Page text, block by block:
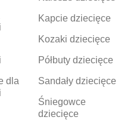
dla
Kapcie dziecięce
Kozaki dziecięce
Półbuty dziecięce
Sandały dziecięce
Śniegowce
dziecięce